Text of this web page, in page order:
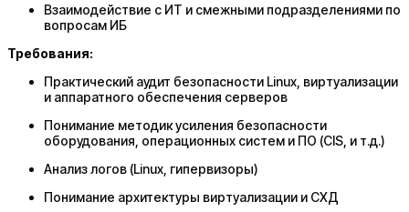
Взаимодействие с ИТ и смежными подразделениями по
вопросам ИБ
Требования:
Практический аудит безопасности Linux, виртуализации
и аппаратного обеспечения серверов
Понимание методик усиления безопасности
оборудования, операционных систем и ПО (CIS, и т.д.)
Анализ логов (Linux, гипервизоры)
Понимание архитектуры виртуализации и СХД